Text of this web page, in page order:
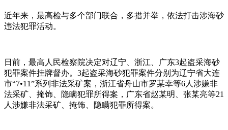
近年来，最高检与多个部门联合，多措并举，依法打击涉海砂
违法犯罪活动。
日前，最高人民检察院决定对辽宁、浙江、广东3起盗采海砂
犯罪案件挂牌督办。3起盗采海砂犯罪案件分别为辽宁省大连
市“7•11”系列非法采矿案，浙江省舟山市罗某幸等6人涉嫌非
法采矿、掩饰、隐瞒犯罪所得案，广东省赵某明、张某亮等21
人涉嫌非法采矿、掩饰、隐瞒犯罪所得案。